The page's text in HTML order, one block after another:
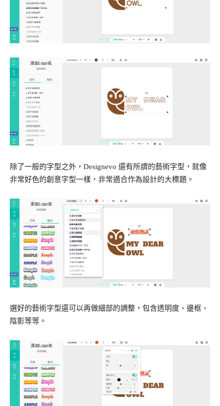
除了一般的字型之外，Designevo 還有所謂的藝術字型，就像
非常好色的創意字型一樣，非常適合作為設計的大標題。
選好的藝術字型還可以再做細部的調整，包含透明度、邊框、
陰影等等。